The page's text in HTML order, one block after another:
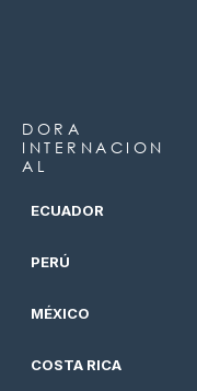
DORA
INTERNACION
AL
ECUADOR
PERÚ
MÉXICO
COSTA RICA